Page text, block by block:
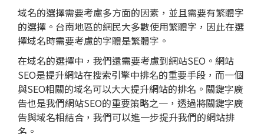
域名的選擇需要考慮多方面的因素，並且需要有繁體字
的選擇。台南地區的網民大多數使用繁體字，因此在選
擇域名時需要考慮的字體是繁體字。
在域名的選擇中，我們還需要考慮到網站SEO。網站
SEO是提升網站在搜索引擎中排名的重要手段，而一個
與SEO相關的域名可以大大提升網站的排名。關鍵字廣
告也是我們網站SEO的重要策略之一，透過將關鍵字廣
告與域名相結合，我們可以進一步提升我們的網站排
名。